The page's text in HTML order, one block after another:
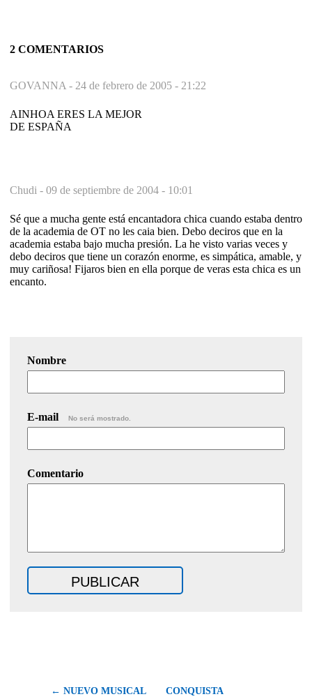
2 COMENTARIOS
GOVANNA - 24 de febrero de 2005 - 21:22
AINHOA ERES LA MEJOR
DE ESPAÑA
Chudi - 09 de septiembre de 2004 - 10:01
Sé que a mucha gente está encantadora chica cuando estaba dentro
de la academia de OT no les caia bien. Debo deciros que en la
academia estaba bajo mucha presión. La he visto varias veces y
debo deciros que tiene un corazón enorme, es simpática, amable, y
muy cariñosa! Fijaros bien en ella porque de veras esta chica es un
encanto.
Nombre
E-mail No será mostrado.
Comentario
← NUEVO MUSICAL CONQUISTA